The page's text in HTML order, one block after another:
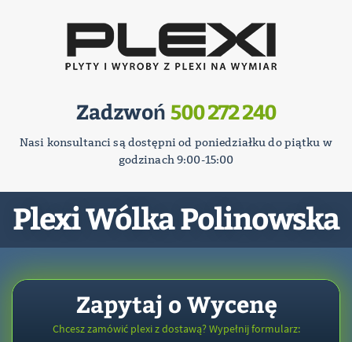
Zadzwoń 500 272 240
Nasi konsultanci są dostępni od poniedziałku do piątku w
godzinach 9:00-15:00
Plexi Wólka Polinowska
Zapytaj o Wycenę
Chcesz zamówić plexi z dostawą? Wypełnij formularz: